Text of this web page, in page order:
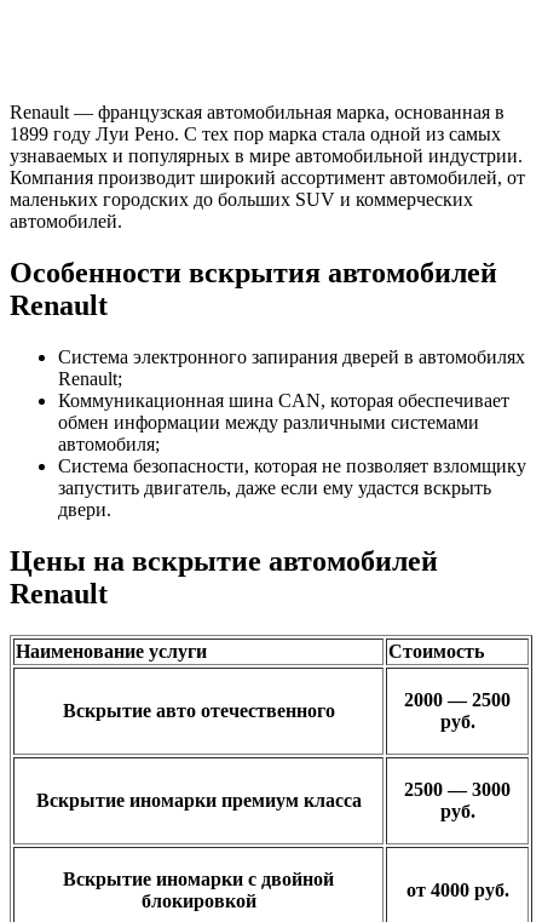
Renault — французская автомобильная марка, основанная в
1899 году Луи Рено. С тех пор марка стала одной из самых
узнаваемых и популярных в мире автомобильной индустрии.
Компания производит широкий ассортимент автомобилей, от
маленьких городских до больших SUV и коммерческих
автомобилей.
Особенности вскрытия автомобилей
Renault
Система электронного запирания дверей в автомобилях
Renault;
Коммуникационная шина CAN, которая обеспечивает
обмен информации между различными системами
автомобиля;
Система безопасности, которая не позволяет взломщику
запустить двигатель, даже если ему удастся вскрыть
двери.
Цены на вскрытие автомобилей
Renault
Наименование услуги Стоимость
Вскрытие авто отечественного
2000 — 2500
руб.
Вскрытие иномарки премиум класса
2500 — 3000
руб.
Вскрытие иномарки с двойной
блокировкой
от 4000 руб.